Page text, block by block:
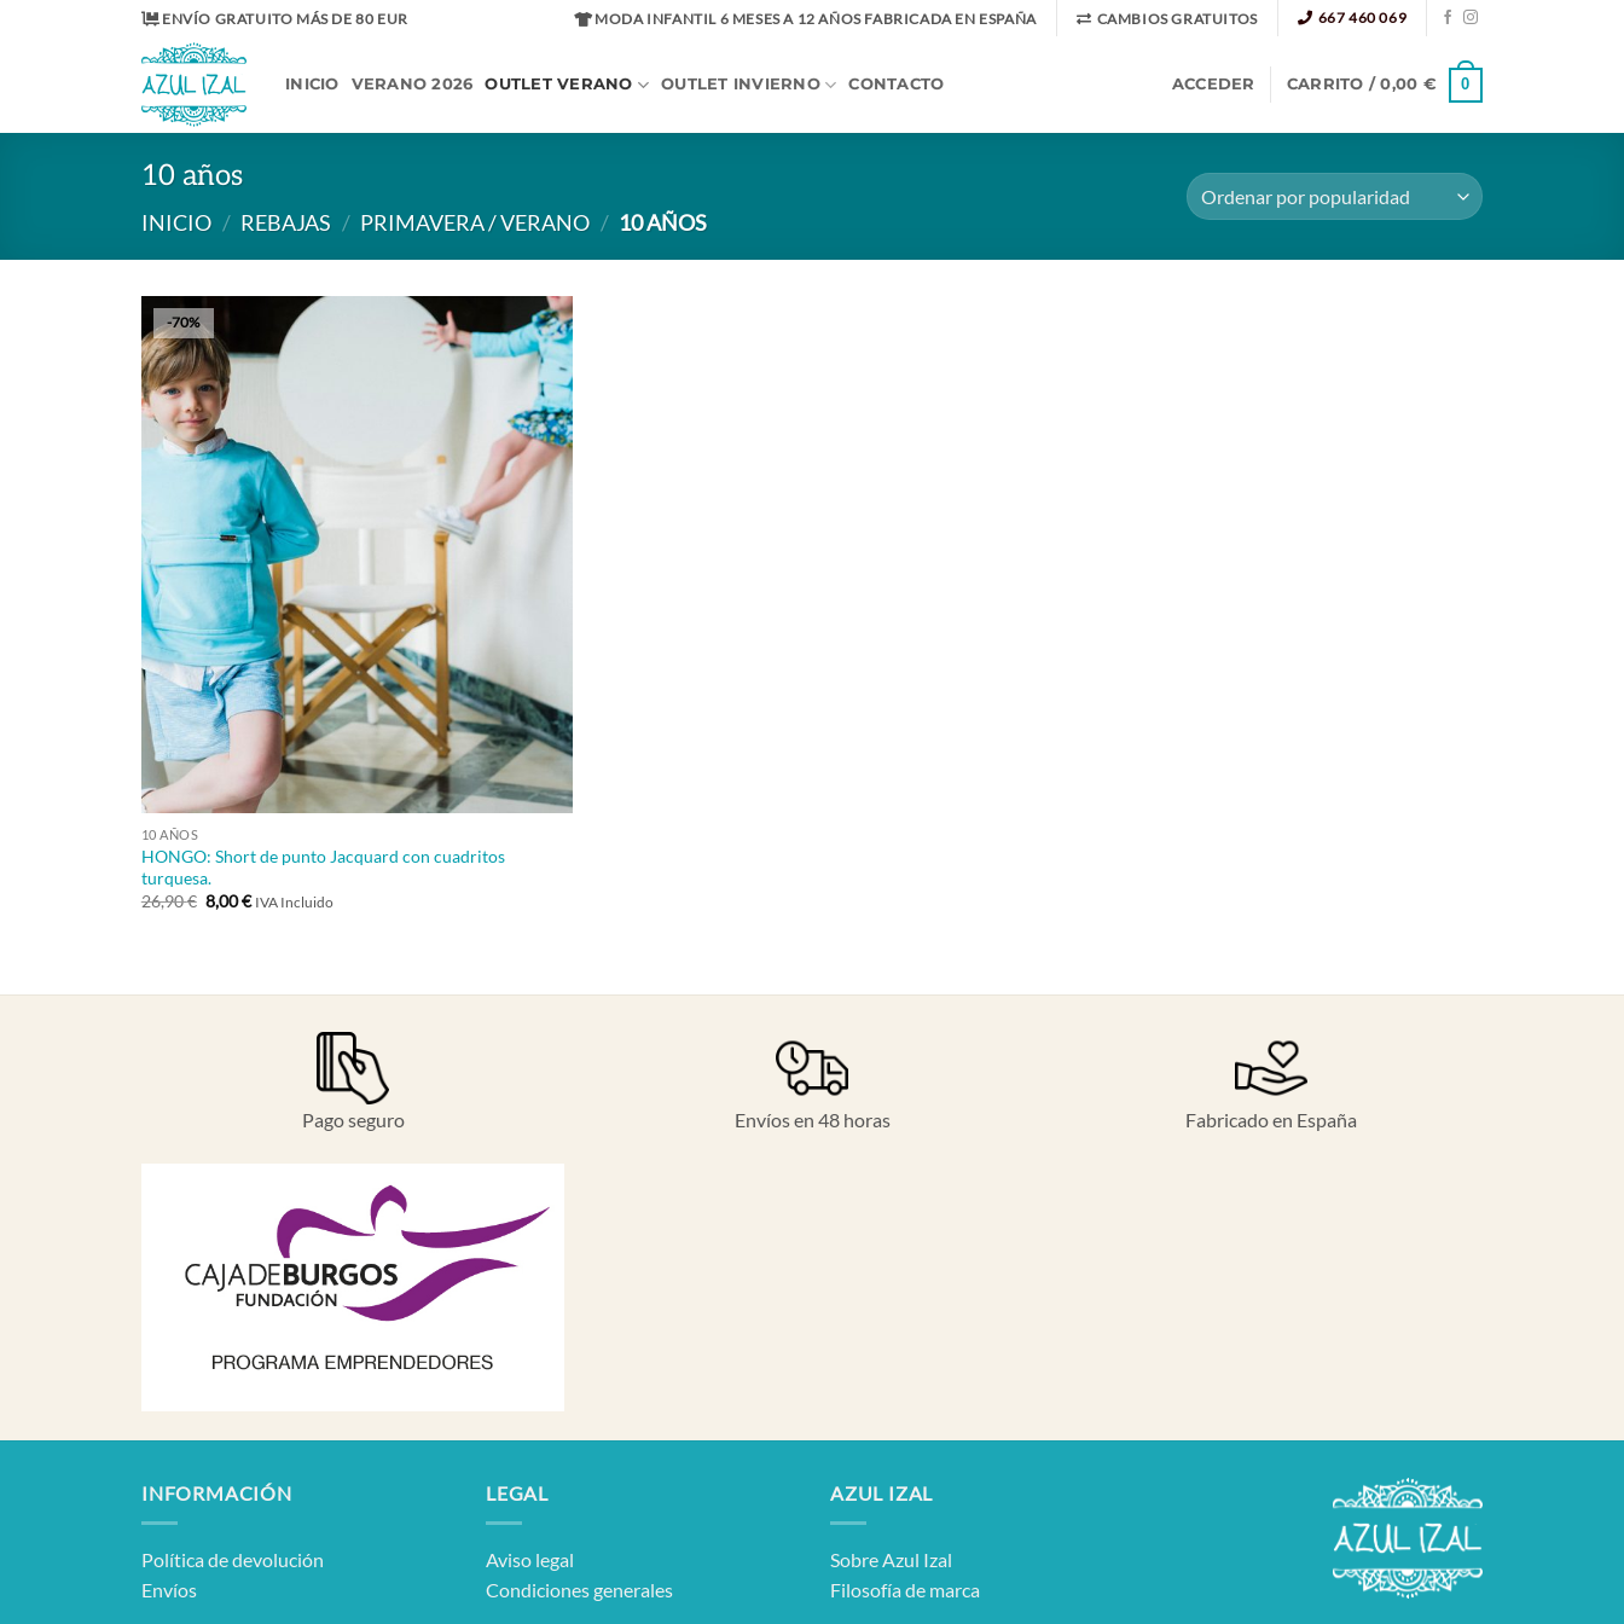
ENVÍO GRATUITO MÁS DE 80 EUR MODA INFANTIL 6 MESES A 12 AÑOS FABRICADA EN ESPAÑA CAMBIOS GRATUITOS 667 460 069
INICIO VERANO 2026 OUTLET VERANO OUTLET INVIERNO CONTACTO ACCEDER CARRITO /0,00 € 0
10 años
INICIO / REBAJAS / PRIMAVERA / VERANO / 10 AÑOS
-70%
10 AÑOS
HONGO: Short de punto Jacquard con cuadritos
turquesa.
26,90€ El
precio
8,00€ElIVA Incluido
Pago seguro Envíos en 48 horas Fabricado en España
INFORMACIÓN
Política de devolución
Envíos
LEGAL
Aviso legal
Condiciones generales
AZUL IZAL
Sobre Azul Izal
Filosofía de marca